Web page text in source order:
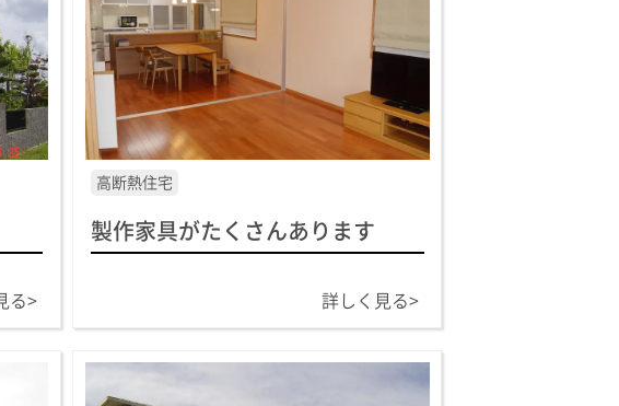
る>
高断熱住宅
製作家具がたくさんあります
詳しく見る>